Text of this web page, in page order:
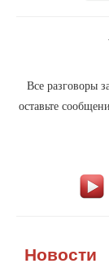
Все разговоры
оставьте
Новости